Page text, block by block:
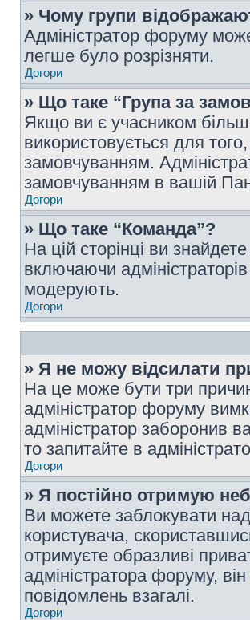
» Чому групи
Адміністратор форуму
легше було розрізняти.
Догори
» Що таке “Група за
Якщо ви є учасником
використовується для
замовчуванням.
замовчуванням в вашій
Догори
» Що таке “Команда”?
На цій сторінці ви
включаючи
модерують.
Догори
» Я не можу відсилати
На це може бути три
адміністратор форуму
адміністратор заборонив
то запитайте в
Догори
» Я постійно отримую
Ви можете заблокувати
користувача,
отримуєте образливі
адміністратора форуму,
повідомлень взагалі.
Догори